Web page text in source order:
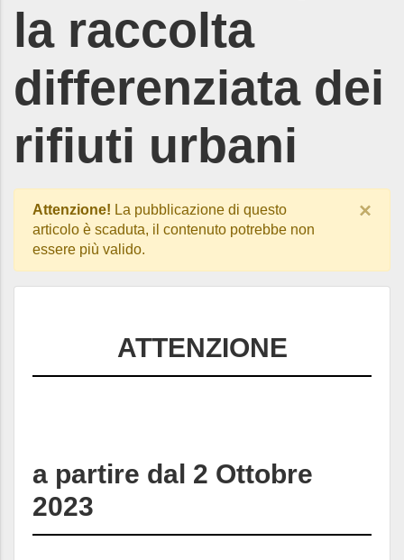
la raccolta
differenziata dei
rifiuti urbani
Attenzione! La pubblicazione di questo
articolo è scaduta, il contenuto potrebbe non
essere più valido.
×
ATTENZIONE
a partire dal 2 Ottobre
2023